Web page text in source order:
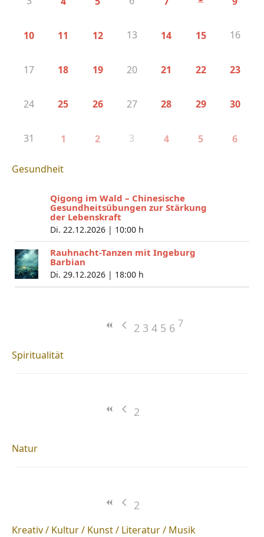
10 11 12 13 14 15 16
17 18 19 20 21 22 23
24 25 26 27 28 29 30
31 1 2 3 4 5 6
Gesundheit
Qigong im Wald – Chinesische
Gesundheitsübungen zur Stärkung
der Lebenskraft
Di. 22.12.2026 | 10:00 h
Rauhnacht-Tanzen mit Ingeburg
Barbian
Di. 29.12.2026 | 18:00 h
2 3 4 5 6 7
Spiritualität
2
Natur
2
Kreativ / Kultur / Kunst / Literatur / Musik